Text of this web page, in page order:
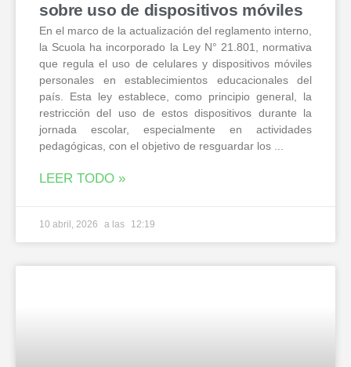
sobre uso de dispositivos móviles
En el marco de la actualización del reglamento interno,
la Scuola ha incorporado la Ley N° 21.801, normativa
que regula el uso de celulares y dispositivos móviles
personales en establecimientos educacionales del
país. Esta ley establece, como principio general, la
restricción del uso de estos dispositivos durante la
jornada escolar, especialmente en actividades
pedagógicas, con el objetivo de resguardar los
LEER TODO »
10 abril, 2026 12:19